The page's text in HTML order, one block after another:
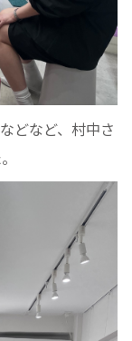
どなど、村中さ